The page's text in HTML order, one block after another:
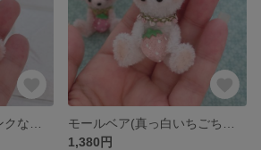
1,380円